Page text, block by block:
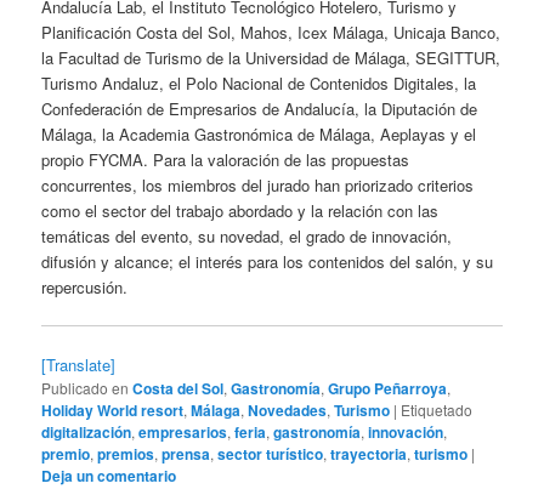
Andalucía Lab, el Instituto Tecnológico Hotelero, Turismo y
Planificación Costa del Sol, Mahos, Icex Málaga, Unicaja Banco,
la Facultad de Turismo de la Universidad de Málaga, SEGITTUR,
Turismo Andaluz, el Polo Nacional de Contenidos Digitales, la
Confederación de Empresarios de Andalucía, la Diputación de
Málaga, la Academia Gastronómica de Málaga, Aeplayas y el
propio FYCMA. Para la valoración de las propuestas
concurrentes, los miembros del jurado han priorizado criterios
como el sector del trabajo abordado y la relación con las
temáticas del evento, su novedad, el grado de innovación,
difusión y alcance; el interés para los contenidos del salón, y su
repercusión.
[Translate]
Publicado en Costa del Sol,Gastronomía,Grupo Peñarroya,
Holiday World resort,Málaga,Novedades,Turismo | Etiquetado
digitalización,empresarios,feria,gastronomía,innovación,
premio,premios,prensa,sector turístico,trayectoria,turismo |
Deja un comentario